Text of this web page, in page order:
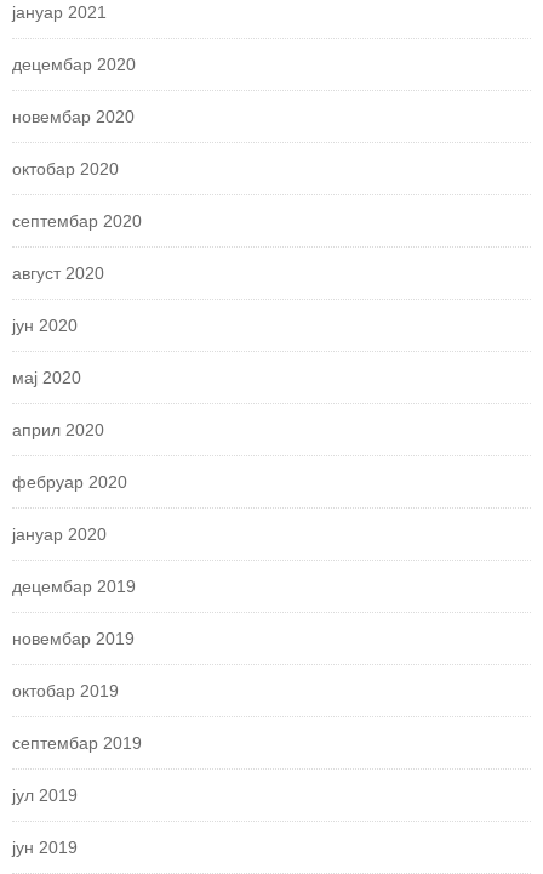
јануар 2021
децембар 2020
новембар 2020
октобар 2020
септембар 2020
август 2020
јун 2020
мај 2020
април 2020
фебруар 2020
јануар 2020
децембар 2019
новембар 2019
октобар 2019
септембар 2019
јул 2019
јун 2019